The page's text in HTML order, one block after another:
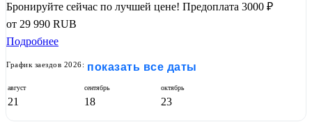
Бронируйте сейчас по лучшей цене! Предоплата 3000 ₽
от 29 990 RUB
Подробнее
График заездов 2026: показать все даты
август
21
сентябрь
18
октябрь
23